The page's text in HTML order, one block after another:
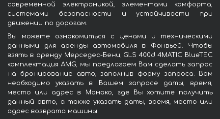
современной электроникой, элементами комфорта,
системами безопасности и устойчивости при
движении по дорогам.
Вы можете ознакомиться с ценами и техническими
данными для аренды автомобиля в Фонвьей. Чтобы
взять в аренду Мерседес-Бенц GLS 400d 4MATIC BlueTEC
комплектация AMG, мы предлагаем Вам сделать запрос
на бронирование авто, заполнив форму запроса. Вам
необходимо указать в Вашем запросе даты, время,
место или адрес в Монако, где Вы хотите получить
данный авто, а также указать даты, время, место или
адрес возврата машины.